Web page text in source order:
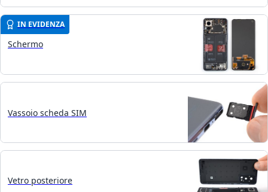
IN EVIDENZA
Schermo
Vassoio scheda SIM
Vetro posteriore